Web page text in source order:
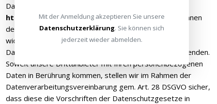
Datenschutzrichtlinie finden Sie unter:
https://de.yamaha.com/de/privacy_policy/. Sie können
der Nutzung Ihrer personenbezogenen Daten
widersprechen, indem Sie sich unter
Dataprotection@contact.europe.yamaha.com
an uns wenden.
Soweit unsere Drittanbieter mit Ihren personenbezogenen
Daten in Berührung kommen, stellen wir im Rahmen der
Datenverarbeitungsvereinbarung gem. Art. 28 DSGVO sicher,
dass diese die Vorschriften der Datenschutzgesetze in
Mit der Anmeldung akzeptieren Sie unsere
Datenschutzerklärung. Sie können sich
jederzeit wieder abmelden.